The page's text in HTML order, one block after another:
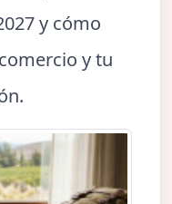
y cómo
y tu